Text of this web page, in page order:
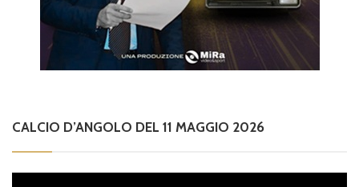
CALCIO D’ANGOLO DEL 11 MAGGIO 2026